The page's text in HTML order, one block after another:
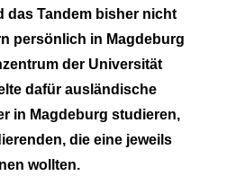
das Tandem bisher nicht
persönlich in Magdeburg
der Universität
dafür ausländische
in Magdeburg studieren,
die eine jeweils
wollten.